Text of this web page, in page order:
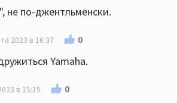
не по-джентльменски.
2023 в 16:37 0
Yamaha.
в 15:19 0